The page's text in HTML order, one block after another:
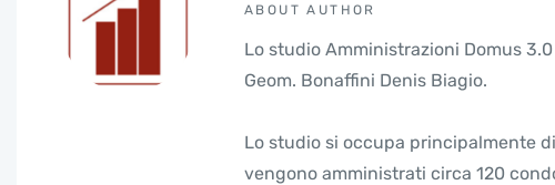
ABOUT AUTHOR
Lo studio Amministrazioni Domus
Geom. Bonaffini Denis Biagio.
Lo studio si occupa principalmente
vengono amministrati circa 120